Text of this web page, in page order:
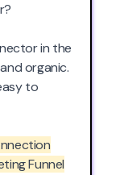
in the
organic.
to
Funnel